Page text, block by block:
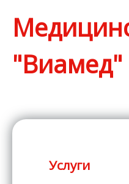
"Виамед"
Услуги